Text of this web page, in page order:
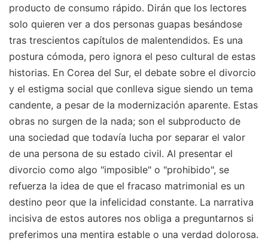
producto de consumo rápido. Dirán que los lectores
solo quieren ver a dos personas guapas besándose
tras trescientos capítulos de malentendidos. Es una
postura cómoda, pero ignora el peso cultural de estas
historias. En Corea del Sur, el debate sobre el divorcio
y el estigma social que conlleva sigue siendo un tema
candente, a pesar de la modernización aparente. Estas
obras no surgen de la nada; son el subproducto de
una sociedad que todavía lucha por separar el valor
de una persona de su estado civil. Al presentar el
divorcio como algo "imposible" o "prohibido", se
refuerza la idea de que el fracaso matrimonial es un
destino peor que la infelicidad constante. La narrativa
incisiva de estos autores nos obliga a preguntarnos si
preferimos una mentira estable o una verdad dolorosa.